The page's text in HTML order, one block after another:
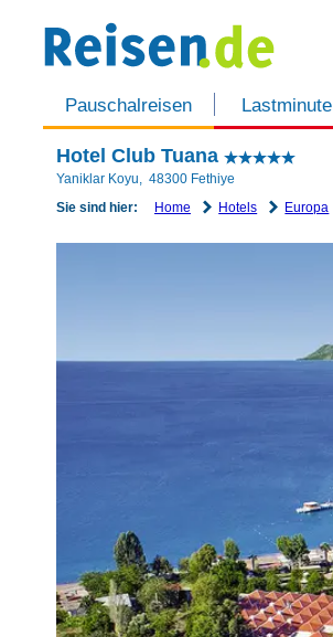
Pauschalreisen Lastminute
Hotel Club Tuana
Yaniklar Koyu, 48300 Fethiye
Sie sind hier:
Home Hotels Europa